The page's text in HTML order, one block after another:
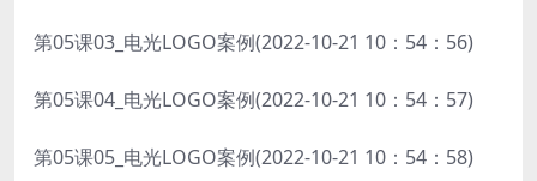
第05课03_电光LOGO案例(2022-10-21 10：54：56)
第05课04_电光LOGO案例(2022-10-21 10：54：57)
第05课05_电光LOGO案例(2022-10-21 10：54：58)